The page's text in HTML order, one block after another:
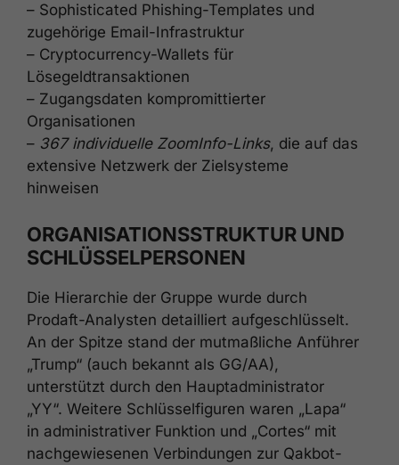
– Sophisticated Phishing-Templates und
zugehörige Email-Infrastruktur
– Cryptocurrency-Wallets für
Lösegeldtransaktionen
– Zugangsdaten kompromittierter
Organisationen
– 367 individuelle ZoomInfo-Links, die auf das
extensive Netzwerk der Zielsysteme
hinweisen
ORGANISATIONSSTRUKTUR UND
SCHLÜSSELPERSONEN
Die Hierarchie der Gruppe wurde durch
Prodaft-Analysten detailliert aufgeschlüsselt.
An der Spitze stand der mutmaßliche Anführer
„Trump“ (auch bekannt als GG/AA),
unterstützt durch den Hauptadministrator
„YY“. Weitere Schlüsselfiguren waren „Lapa“
in administrativer Funktion und „Cortes“ mit
nachgewiesenen Verbindungen zur Qakbot-